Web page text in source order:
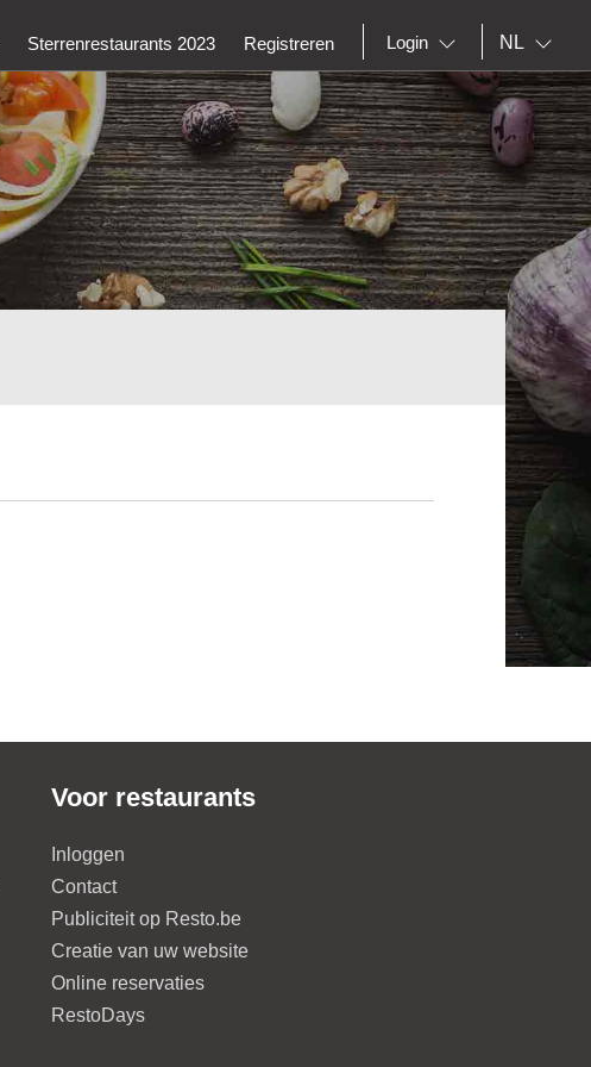
Sterrenrestaurants 2023 Registreren Login NL
Voor restaurants
Inloggen
Contact
Publiciteit op Resto.be
Creatie van uw website
Online reservaties
RestoDays